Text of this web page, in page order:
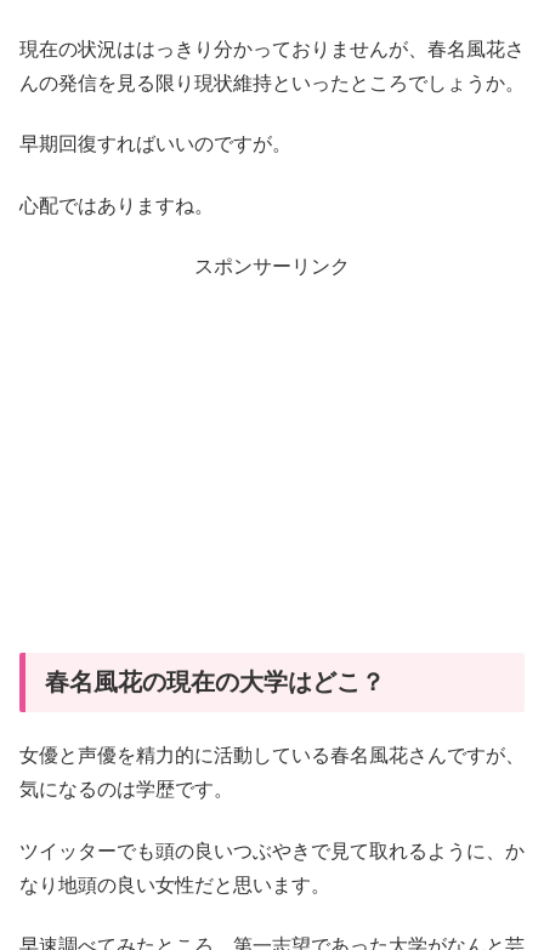
現在の状況ははっきり分かっておりませんが、春名風花さ
んの発信を見る限り現状維持といったところでしょうか。
早期回復すればいいのですが。
心配ではありますね。
スポンサーリンク
春名風花の現在の大学はどこ？
女優と声優を精力的に活動している春名風花さんですが、
気になるのは学歴です。
ツイッターでも頭の良いつぶやきで見て取れるように、か
なり地頭の良い女性だと思います。